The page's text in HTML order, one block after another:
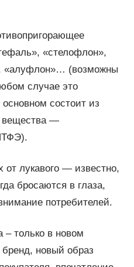
«стелофлон»,
«алуфлон»… (возможны
случае это
состоит из
вещества —
от лукавого — известно,
бросаются в глаза,
потребителей.
– только в новом
новый образ